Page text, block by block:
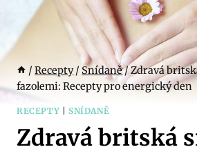
/ Recepty/ Snídaně/ Zdravá
fazolemi: Recepty pro energický den
RECEPTY SNÍDANĚ
Zdravá britská